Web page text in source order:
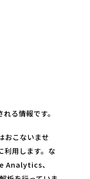
る情報です。
おこないませ
利用します。な
Analytics、